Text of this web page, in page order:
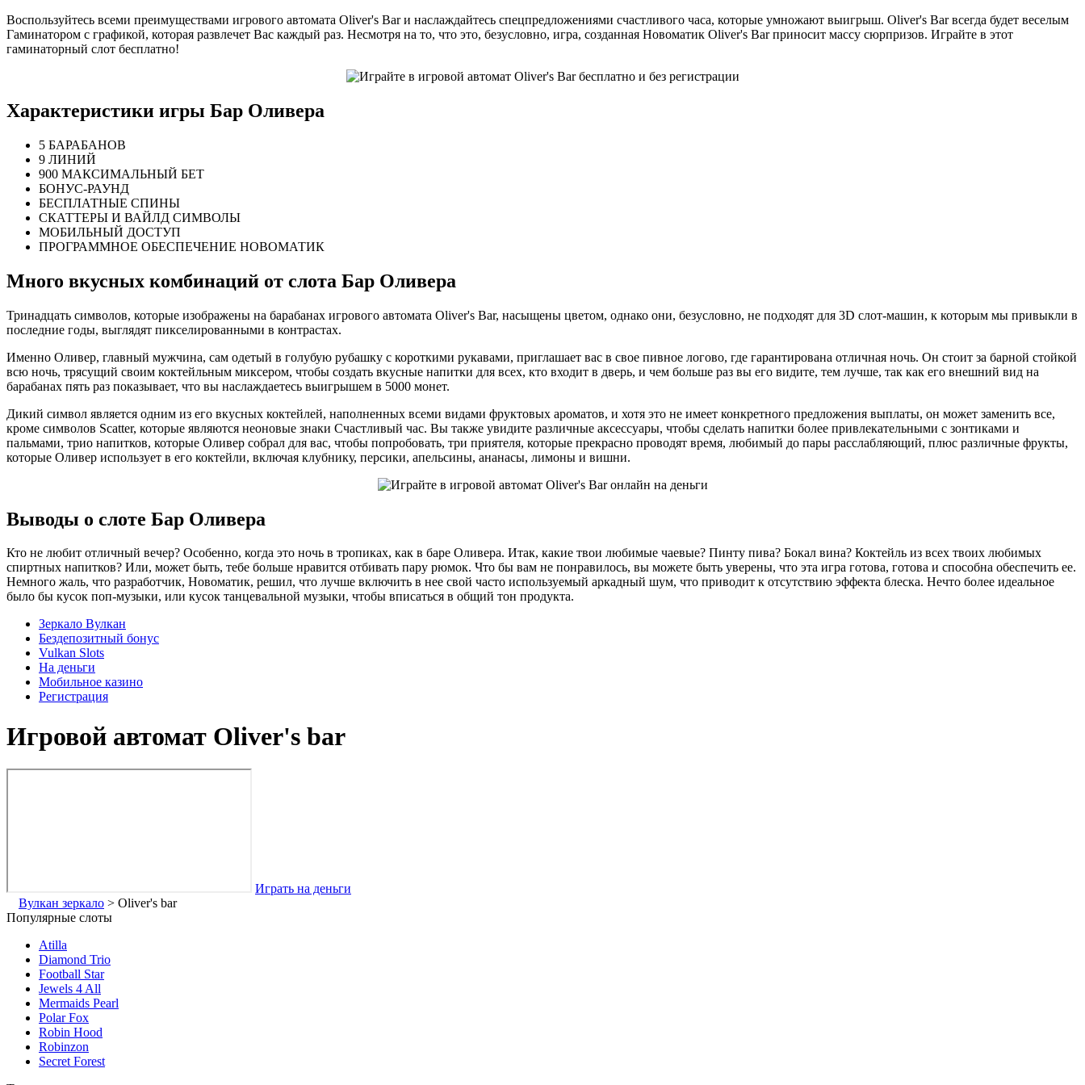
Воспользуйтесь всеми преимуществами игрового автомата Oliver's Bar и наслаждайтесь спецпредложениями счастливого часа, которые умножают выигрыш. Oliver's Bar всегда будет веселым
Гаминатором с графикой, которая развлечет Вас каждый раз. Несмотря на то, что это, безусловно, игра, созданная Новоматик Oliver's Bar приносит массу сюрпризов. Играйте в этот
гаминаторный слот бесплатно!
Характеристики игры Бар Оливера
5 БАРАБАНОВ
9 ЛИНИЙ
900 МАКСИМАЛЬНЫЙ БЕТ
БОНУС-РАУНД
БЕСПЛАТНЫЕ СПИНЫ
СКАТТЕРЫ И ВАЙЛД СИМВОЛЫ
МОБИЛЬНЫЙ ДОСТУП
ПРОГРАММНОЕ ОБЕСПЕЧЕНИЕ НОВОМАТИК
Много вкусных комбинаций от слота Бар Оливера
Тринадцать символов, которые изображены на барабанах игрового автомата Oliver's Bar, насыщены цветом, однако они, безусловно, не подходят для 3D слот-машин, к которым мы привыкли в
последние годы, выглядят пикселированными в контрастах.
Именно Оливер, главный мужчина, сам одетый в голубую рубашку с короткими рукавами, приглашает вас в свое пивное логово, где гарантирована отличная ночь. Он стоит за барной стойкой
всю ночь, трясущий своим коктейльным миксером, чтобы создать вкусные напитки для всех, кто входит в дверь, и чем больше раз вы его видите, тем лучше, так как его внешний вид на
барабанах пять раз показывает, что вы наслаждаетесь выигрышем в 5000 монет.
Дикий символ является одним из его вкусных коктейлей, наполненных всеми видами фруктовых ароматов, и хотя это не имеет конкретного предложения выплаты, он может заменить все,
кроме символов Scatter, которые являются неоновые знаки Счастливый час. Вы также увидите различные аксессуары, чтобы сделать напитки более привлекательными с зонтиками и
пальмами, трио напитков, которые Оливер собрал для вас, чтобы попробовать, три приятеля, которые прекрасно проводят время, любимый до пары расслабляющий, плюс различные фрукты,
которые Оливер использует в его коктейли, включая клубнику, персики, апельсины, ананасы, лимоны и вишни.
Выводы о слоте Бар Оливера
Кто не любит отличный вечер? Особенно, когда это ночь в тропиках, как в баре Оливера. Итак, какие твои любимые чаевые? Пинту пива? Бокал вина? Коктейль из всех твоих любимых
спиртных напитков? Или, может быть, тебе больше нравится отбивать пару рюмок. Что бы вам не понравилось, вы можете быть уверены, что эта игра готова, готова и способна обеспечить ее.
Немного жаль, что разработчик, Новоматик, решил, что лучше включить в нее свой часто используемый аркадный шум, что приводит к отсутствию эффекта блеска. Нечто более идеальное
было бы кусок поп-музыки, или кусок танцевальной музыки, чтобы вписаться в общий тон продукта.
Зеркало Вулкан
Бездепозитный бонус
Vulkan Slots
На деньги
Мобильное казино
Регистрация
Игровой автомат Oliver's bar
Играть на деньги
Вулкан зеркало > Oliver's bar
Популярные слоты
Atilla
Diamond Trio
Football Star
Jewels 4 All
Mermaids Pearl
Polar Fox
Robin Hood
Robinzon
Secret Forest